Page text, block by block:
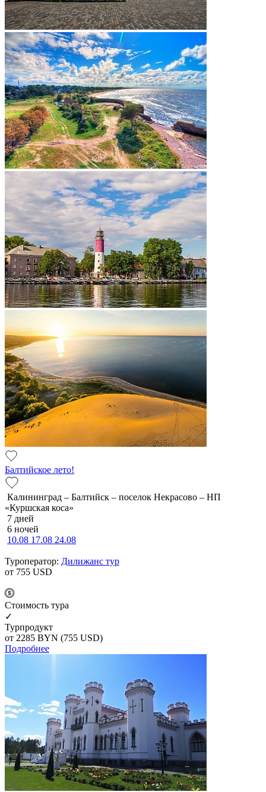
Балтийское лето!
Калининград – Балтийск – поселок Некрасово – НП
«Куршская коса»
7 дней
6 ночей
10.08 17.08 24.08
Туроператор: Дилижанс тур
от 755 USD
Cтоимость тура
✓
Турпродукт
от 2285 BYN (755 USD)
Подробнее